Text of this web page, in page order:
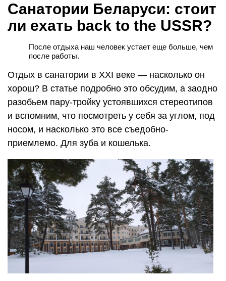
Санатории Беларуси: стоит
ли ехать back to the USSR?
После отдыха наш человек устает еще больше, чем
после работы.
Отдых в санатории в XXI веке — насколько он
хорош? В статье подробно это обсудим, а заодно
разобьем пару-тройку устоявшихся стереотипов
и вспомним, что посмотреть у себя за углом, под
носом, и насколько это все съедобно-
приемлемо. Для зуба и кошелька.